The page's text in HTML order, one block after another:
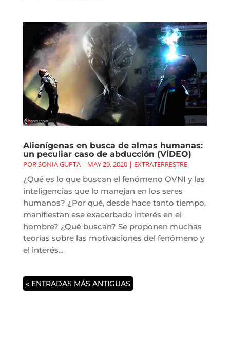
Alienígenas en busca de almas humanas:
un peculiar caso de abducción (VÍDEO)
PORSONIA GUPTA| MAY 29, 2020| EXTRATERRESTRE
¿Qué es lo que buscan el fenómeno OVNI y las
inteligencias que lo manejan en los seres
humanos? ¿Por qué, desde hace tanto tiempo,
manifiestan ese exacerbado interés en el
hombre? ¿Qué buscan? Se proponen muchas
teorías sobre las motivaciones del fenómeno y
el interés...
« ENTRADAS MÁS ANTIGUAS